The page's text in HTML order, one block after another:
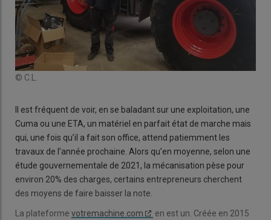
© C.L.
Il est fréquent de voir, en se baladant sur une exploitation, une
Cuma ou une ETA, un matériel en parfait état de marche mais
qui, une fois qu’il a fait son office, attend patiemment les
travaux de l’année prochaine. Alors qu’en moyenne, selon une
étude gouvernementale de 2021, la mécanisation pèse pour
environ 20% des charges, certains entrepreneurs cherchent
des moyens de faire baisser la note.
La plateforme votremachine.com
en est un. Créée en 2015